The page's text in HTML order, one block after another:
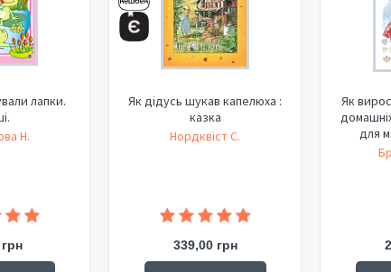
лапки.
Н.
Як дідусь шукав капелюха :
казка
Нордквіст С.
339,00 грн
Як
для